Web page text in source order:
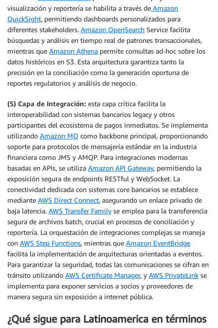
visualización y reportería se habilita a través de Amazon
QuickSight, permitiendo dashboards personalizados para
diferentes stakeholders. Amazon OpenSearch Service facilita
búsquedas y análisis en tiempo real de patrones transaccionales,
mientras que Amazon Athena permite consultas ad-hoc sobre los
datos históricos en S3. Esta arquitectura garantiza tanto la
precisión en la conciliación como la generación oportuna de
reportes regulatorios y análisis de negocio.
(5) Capa de Integración: esta capa crítica facilita la
interoperabilidad con sistemas bancarios legacy y otros
participantes del ecosistema de pagos inmediatos. Se implementa
utilizando Amazon MQ como backbone principal, proporcionando
soporte para protocolos de mensajería estándar en la industria
financiera como JMS y AMQP. Para integraciones modernas
basadas en APIs, se utiliza Amazon API Gateway, permitiendo la
exposición segura de endpoints RESTful y WebSocket. La
conectividad dedicada con sistemas core bancarios se establece
mediante AWS Direct Connect, asegurando un enlace privado de
baja latencia. AWS Transfer Family se emplea para la transferencia
segura de archivos batch, crucial en procesos de conciliación y
reportería. La orquestación de integraciones complejas se maneja
con AWS Step Functions, mientras que Amazon EventBridge
facilita la implementación de arquitecturas orientadas a eventos.
Para garantizar la seguridad, todas las comunicaciones se cifran en
tránsito utilizando AWS Certificate Manager, y AWS PrivateLink se
implementa para exponer servicios a socios y proveedores de
manera segura sin exposición a internet pública.
¿Qué sigue para Latinoamerica en términos